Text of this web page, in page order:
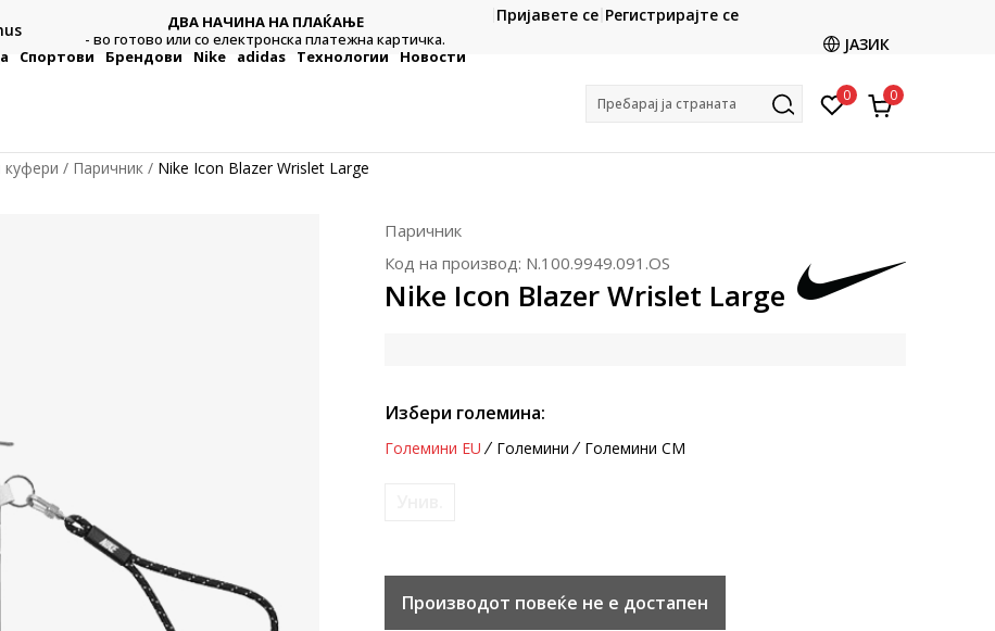
ДВА НАЧИНА НА ПЛАЌАЊЕ
- во готово или со електронска платежна картичка.
CLICK & COLLECT
Платете со картичка online и подигнете во продавницата
Пријавете се Регистрирајте се
ЈАЗИК
Спортови Брендови Nike adidas Технологии Новости
Пребарај ја страната 0 0
куфери Паричник Nike Icon Blazer Wrislet Large
Паричник
Код на производ: N.100.9949.091.OS
Nike Icon Blazer Wrislet Large
Избери големина:
Големини EU Големини Големини CM
Производот повеќе не е достапен